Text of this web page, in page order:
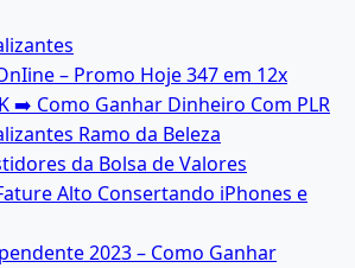
– Promo Hoje 347 em 12x
➡️ Como Ganhar Dinheiro Com PLR
Ramo da Beleza
da Bolsa de Valores
Alto Consertando iPhones e
2023 – Como Ganhar